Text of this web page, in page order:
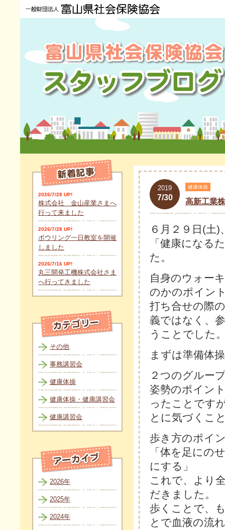
2019
7/30
健康体操
高新工業
６月２９日(土
「健康になる
た。
自身のウォー
のかのポイン
打ち合せの際
義ではなく、
うことでした
まずは準備体
２つのグルー
姿勢のポイン
ったことです
とに気づくこ
歩き方のポイ
「体を足にの
にする」
これで、より
だきました。
歩くことで、
とで血液の流
2026/7/28 UP!
株式会社 金山産業さまへ
行って来ました
2026/7/28 UP!
ボウリング一日教室を開催
しました
2026/7/16 UP!
丸三開発工機株式会社さま
へ行ってきました
その他
事務講習会
健康体操
健康体操・健康講習会
健康講習会
2026年
2025年
2024年